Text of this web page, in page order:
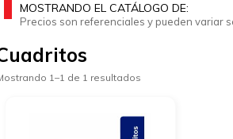
MOSTRANDO EL CATÁLOGO DE:
Precios son referenciales y pueden variar
1–1 de 1 resultados